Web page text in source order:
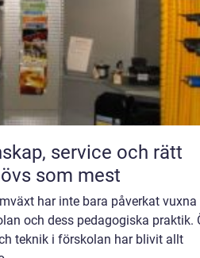
som mest
har inte bara påverkat vuxna
och dess pedagogiska praktik.
teknik i förskolan har blivit allt